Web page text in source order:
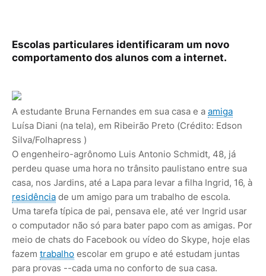
Escolas particulares identificaram um novo
comportamento dos alunos com a internet.
A estudante Bruna Fernandes em sua casa e a amiga
Luísa Diani (na tela), em Ribeirão Preto (Crédito: Edson
Silva/Folhapress )
O engenheiro-agrônomo Luis Antonio Schmidt, 48, já
perdeu quase uma hora no trânsito paulistano entre sua
casa, nos Jardins, até a Lapa para levar a filha Ingrid, 16, à
residência de um amigo para um trabalho de escola.
Uma tarefa típica de pai, pensava ele, até ver Ingrid usar
o computador não só para bater papo com as amigas. Por
meio de chats do Facebook ou vídeo do Skype, hoje elas
fazem trabalho escolar em grupo e até estudam juntas
para provas --cada uma no conforto de sua casa.